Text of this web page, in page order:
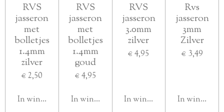
RVS
jasseron
met
bolletjes
1.4mm
zilver
€ 2,50
In winkelwagen
RVS
jasseron
met
bolletjes
1.4mm
goud
€ 4,95
In winkelwagen
RVS
jasseron
3.0mm
zilver
€ 4,95
In winkelwagen
Rvs
jasseron
3mm
Zilver
€ 3,49
In